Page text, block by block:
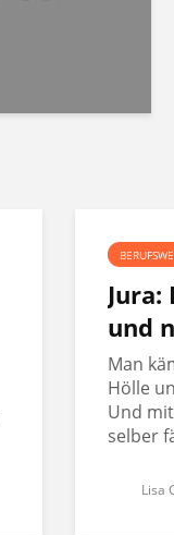
Jura:
und
Man
Hölle
Und
selber
Lisa